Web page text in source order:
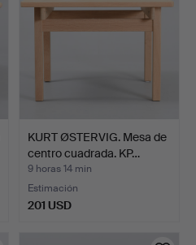
KURT ØSTERVIG. Mesa de
centro cuadrada. KP…
9 horas 14 min
Estimación
201 USD